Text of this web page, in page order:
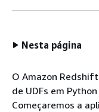
Nesta página
O Amazon
de UDFs em
Começaremos a